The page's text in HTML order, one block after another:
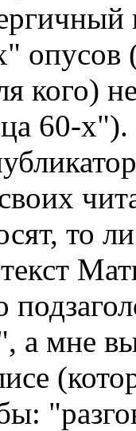
опусов
кого)
60-
то
а мне